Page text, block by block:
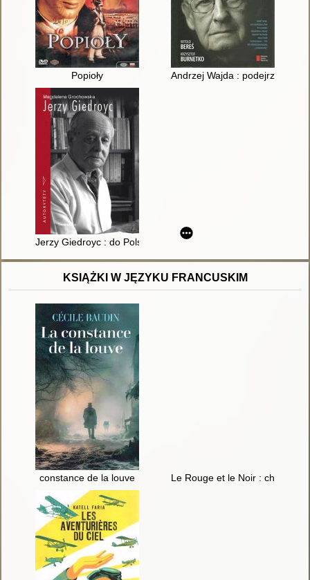
Popioły Andrzej Wajda : podejrzany
Jerzy Giedroyc : do Polski ze snu
KSIĄŻKI W JĘZYKU FRANCUSKIM
constance de la louve Le Rouge et le Noir :